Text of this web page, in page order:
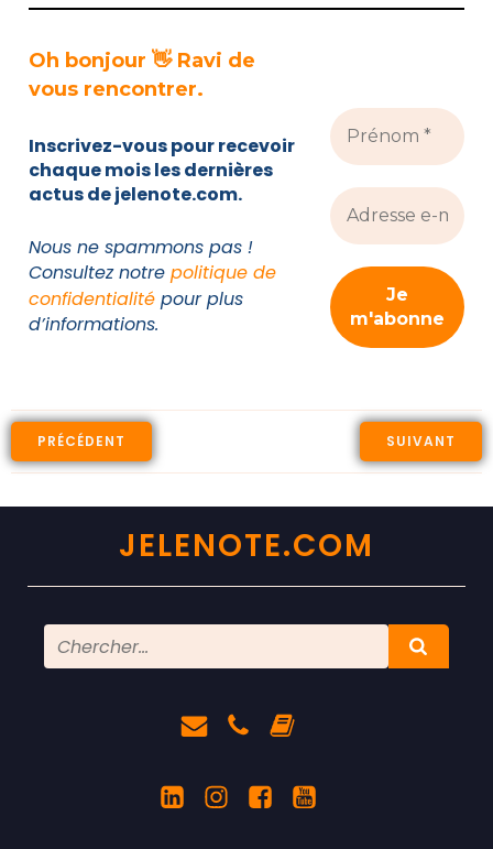
Oh bonjour 👋 Ravi de
vous rencontrer.
Inscrivez-vous pour recevoir
chaque mois les dernières
actus de jelenote.com.
Nous ne spammons pas !
Consultez notre politique de
confidentialité pour plus
d’informations.
PRÉCÉDENT SUIVANT
JELENOTE.COM